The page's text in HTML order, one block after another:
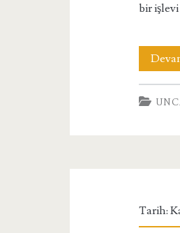
bir
Tarih: